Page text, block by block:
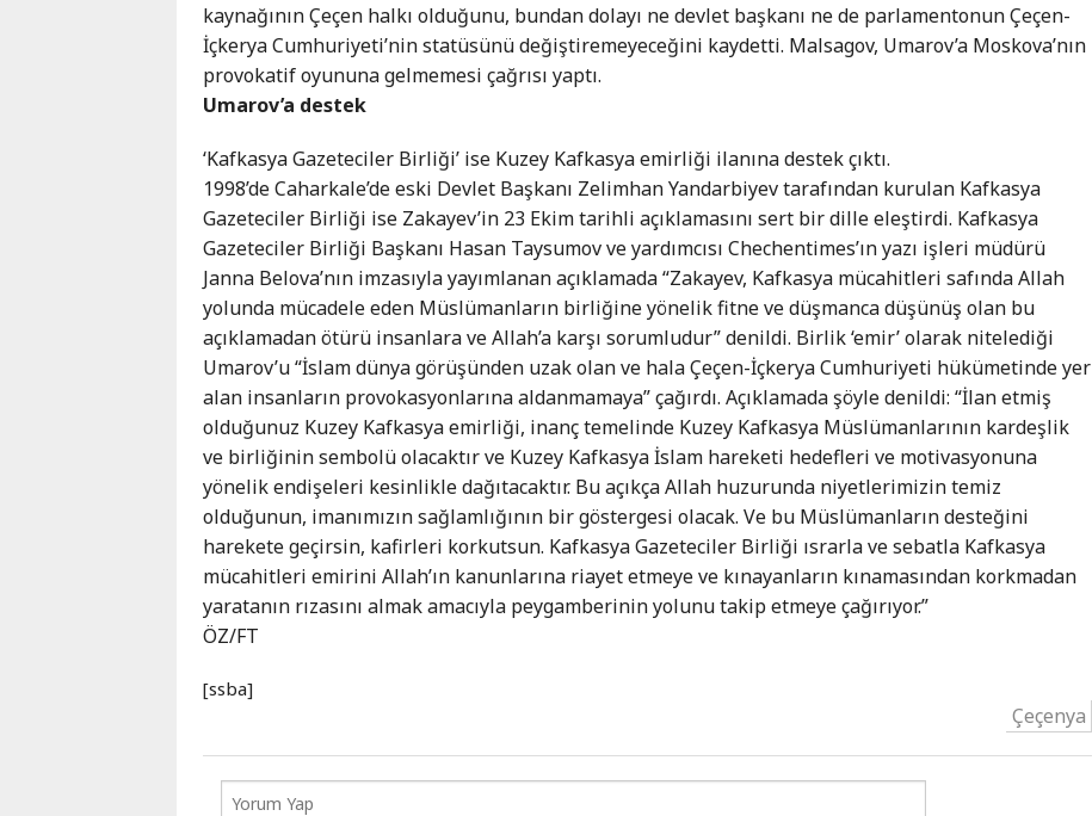
kaynağının Çeçen halkı olduğunu, bundan dolayı ne devlet başkanı ne de parlamentonun Çeçen-
İçkerya Cumhuriyeti’nin statüsünü değiştiremeyeceğini kaydetti. Malsagov, Umarov’a Moskova’nın
provokatif oyununa gelmemesi çağrısı yaptı.
Umarov’a destek
‘Kafkasya Gazeteciler Birliği’ ise Kuzey Kafkasya emirliği ilanına destek çıktı.
1998’de Caharkale’de eski Devlet Başkanı Zelimhan Yandarbiyev tarafından kurulan Kafkasya
Gazeteciler Birliği ise Zakayev’in 23 Ekim tarihli açıklamasını sert bir dille eleştirdi. Kafkasya
Gazeteciler Birliği Başkanı Hasan Taysumov ve yardımcısı Chechentimes’ın yazı işleri müdürü
Janna Belova’nın imzasıyla yayımlanan açıklamada “Zakayev, Kafkasya mücahitleri safında Allah
yolunda mücadele eden Müslümanların birliğine yönelik fitne ve düşmanca düşünüş olan bu
açıklamadan ötürü insanlara ve Allah’a karşı sorumludur” denildi. Birlik ‘emir’ olarak nitelediği
Umarov’u “İslam dünya görüşünden uzak olan ve hala Çeçen-İçkerya Cumhuriyeti hükümetinde yer
alan insanların provokasyonlarına aldanmamaya” çağırdı. Açıklamada şöyle denildi: “İlan etmiş
olduğunuz Kuzey Kafkasya emirliği, inanç temelinde Kuzey Kafkasya Müslümanlarının kardeşlik
ve birliğinin sembolü olacaktır ve Kuzey Kafkasya İslam hareketi hedefleri ve motivasyonuna
yönelik endişeleri kesinlikle dağıtacaktır. Bu açıkça Allah huzurunda niyetlerimizin temiz
olduğunun, imanımızın sağlamlığının bir göstergesi olacak. Ve bu Müslümanların desteğini
harekete geçirsin, kafirleri korkutsun. Kafkasya Gazeteciler Birliği ısrarla ve sebatla Kafkasya
mücahitleri emirini Allah’ın kanunlarına riayet etmeye ve kınayanların kınamasından korkmadan
yaratanın rızasını almak amacıyla peygamberinin yolunu takip etmeye çağırıyor.”
ÖZ/FT
[ssba]
Çeçenya